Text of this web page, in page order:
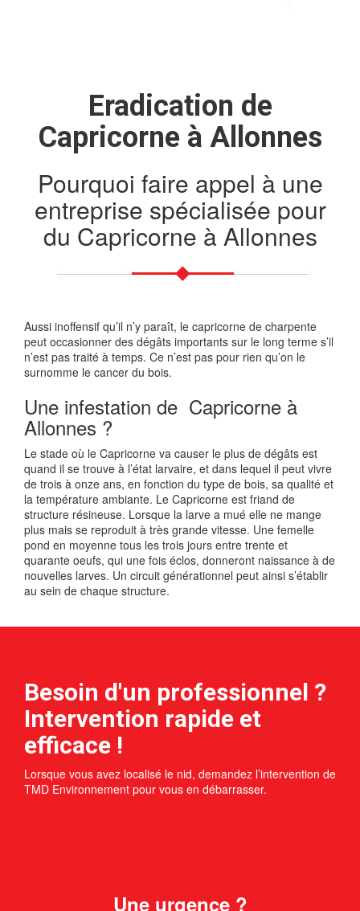
Eradication de
Capricorne à Allonnes
Pourquoi faire appel à une
entreprise spécialisée pour
du Capricorne à Allonnes
Aussi inoffensif qu’il n’y paraît, le capricorne de charpente
peut occasionner des dégâts importants sur le long terme s’il
n’est pas traité à temps. Ce n’est pas pour rien qu’on le
surnomme le cancer du bois.
Une infestation de Capricorne à
Allonnes ?
Le stade où le Capricorne va causer le plus de dégâts est
quand il se trouve à l’état larvaire, et dans lequel il peut vivre
de trois à onze ans, en fonction du type de bois, sa qualité et
la température ambiante. Le Capricorne est friand de
structure résineuse. Lorsque la larve a mué elle ne mange
plus mais se reproduit à très grande vitesse. Une femelle
pond en moyenne tous les trois jours entre trente et
quarante oeufs, qui une fois éclos, donneront naissance à de
nouvelles larves. Un circuit générationnel peut ainsi s’établir
au sein de chaque structure.
Besoin d'un professionnel ?
Intervention rapide et
efficace !
Lorsque vous avez localisé le nid, demandez l’intervention de
TMD Environnement pour vous en débarrasser.
Une urgence ?